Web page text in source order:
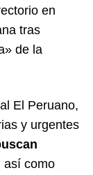
en
tras
de la
El Peruano,
y urgentes
así como